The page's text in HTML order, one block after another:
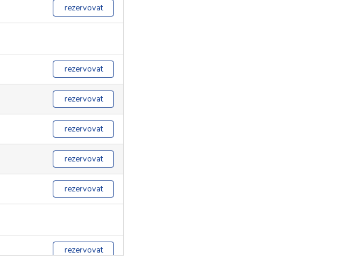
rezervovat
rezervovat
rezervovat
rezervovat
rezervovat
rezervovat
rezervovat